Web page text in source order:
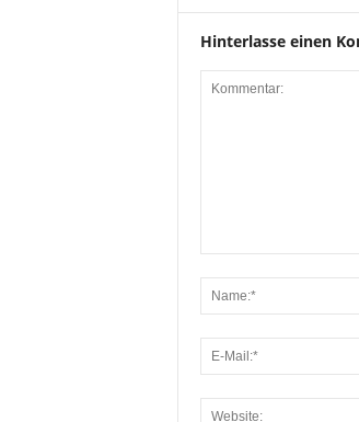
Hinterlasse einen